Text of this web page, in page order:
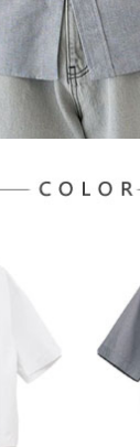
付」時，將依據個別
度；若仍有額度不足
號或使用他人資訊註
有權停止該用戶之使
含以上)免運費